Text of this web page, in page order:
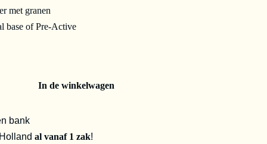
met granen
base of Pre-Active
In de winkelwagen
bank
al vanaf 1 zak!